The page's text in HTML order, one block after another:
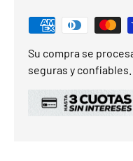
Su compra se
seguras y confiables.